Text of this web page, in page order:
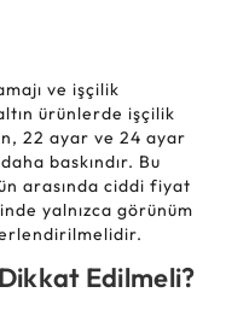
ve işçilik
ürünlerde işçilik
22 ayar ve 24 ayar
baskındır. Bu
arasında ciddi fiyat
yalnızca görünüm
Edilmeli?